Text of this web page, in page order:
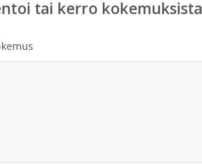
tai kerro kokemuksista